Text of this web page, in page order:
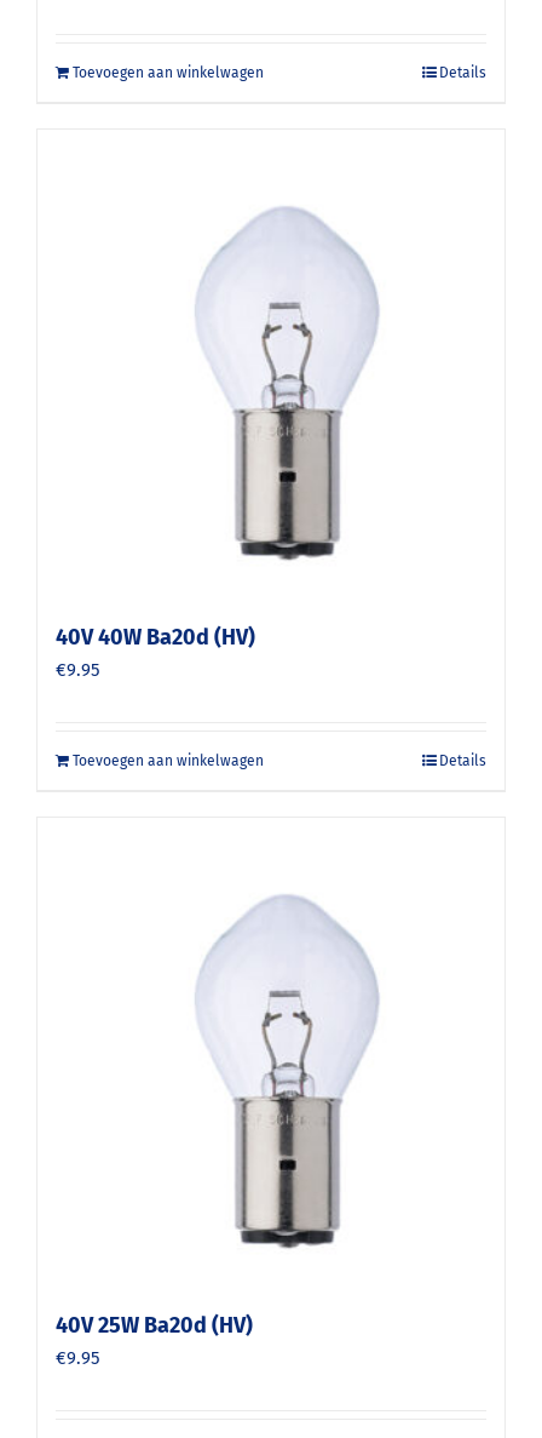
Toevoegen aan winkelwagen Details
40V 40W Ba20d (HV)
€9.95
Toevoegen aan winkelwagen Details
40V 25W Ba20d (HV)
€9.95